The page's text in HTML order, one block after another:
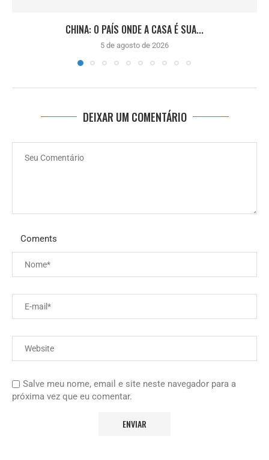
CHINA: O PAÍS ONDE A CASA É SUA...
5 de agosto de 2026
DEIXAR UM COMENTÁRIO
Coments
Salve meu nome, email e site neste navegador para a
próxima vez que eu comentar.